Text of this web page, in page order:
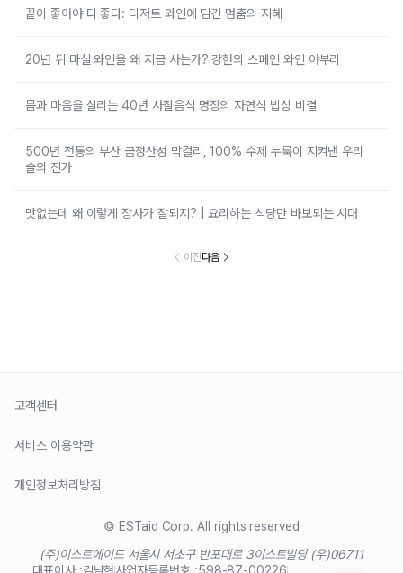
끝이 좋아야 다 좋다: 디저트 와인에 담긴 멈춤의 지혜
20년 뒤 마실 와인을 왜 지금 사는가? 강헌의 스페인 와인 야부리
몸과 마음을 살리는 40년 사찰음식 명장의 자연식 밥상 비결
500년 전통의 부산 금정산성 막걸리, 100% 수제 누룩이 지켜낸 우리
술의 진가
맛없는데 왜 이렇게 장사가 잘되지? | 요리하는 식당만 바보되는 시대
이전다음
고객센터
서비스 이용약관
개인정보처리방침
© ESTaid Corp. All rights reserved
(주)이스트에이드 서울시 서초구 반포대로 3이스트빌딩 (우)06711
대표이사 :김남현사업자등록번호 :598-87-00226